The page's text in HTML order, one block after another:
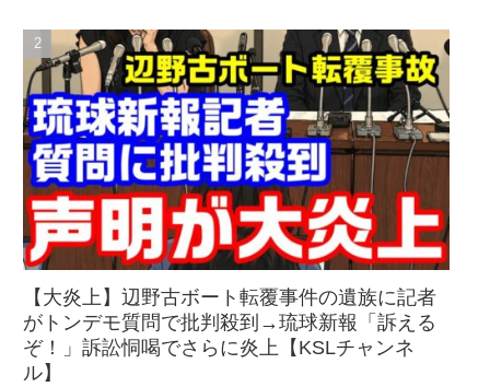
【大炎上】辺野古ボート転覆事件の遺族に記者
がトンデモ質問で批判殺到→琉球新報「訴える
ぞ！」訴訟恫喝でさらに炎上【KSLチャンネ
ル】